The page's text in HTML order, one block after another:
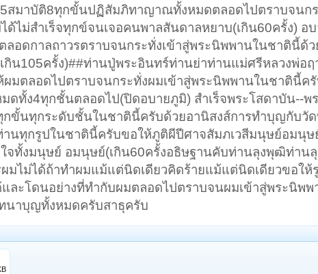
มาบัติ8ทุกขั้นปฏิสัมภิทาญาณทั้งหมดตลอดไปตราบจนกร
ด้ไม่สำเร็จทุกข์จนเจอคนพาลสันดาลหยาบ(เกิน60ครั้ง) อ
ลอดกาลถาวรตราบจนกระทั่งเข้าสู่พระนิพพานในชาตินี้ด้
น105ครั้ง)##ท่านปู่พระอินทร์ท่านย่าท่านแม่ศรีหลวงพ่อ
มตลอดไปตราบจนกระทั่งผมเข้าสู่พระนิพพานในชาตินี้ค
ดทั้ง4ทุกชั้นตลอดไป(ปิดอบายภูมิ) สำเร็จพระโสดาบัน--พ
กขั้นทุกระดับชั้นในชาตินี้ครับด้วยอานิสงส์การทำบุญกับวั
นทุกรูปในชาตินี้ครับขอให้ภูติผีปีศาจสัมภเวสีมนุษย์อมนุษ
จทั้งมนุษย์ อมนุษย์(เกิน60ครั้งอธิษฐานคับท่านลุงพุฒิท่าน
มไม่ได้ถ้าทำผมแม้แต่นิดเดียวคิดร้ายแม้แต่นิดเดียวขอใ
ละโดนอย่างที่ทำกับผมตลอดไปตราบจนผมเข้าสู่พระนิพ
นาบุญทั้งหมดครับสาธุครับ